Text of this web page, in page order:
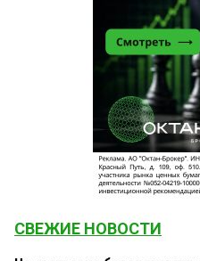
СВЕЖИЕ НОВОСТИ